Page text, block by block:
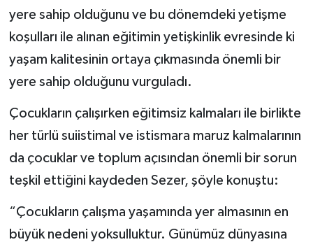
yere sahip olduğunu ve bu dönemdeki yetişme
koşulları ile alınan eğitimin yetişkinlik evresinde ki
yaşam kalitesinin ortaya çıkmasında önemli bir
yere sahip olduğunu vurguladı.
Çocukların çalışırken eğitimsiz kalmaları ile birlikte
her türlü suiistimal ve istismara maruz kalmalarının
da çocuklar ve toplum açısından önemli bir sorun
teşkil ettiğini kaydeden Sezer, şöyle konuştu:
“Çocukların çalışma yaşamında yer almasının en
büyük nedeni yoksulluktur. Günümüz dünyasına